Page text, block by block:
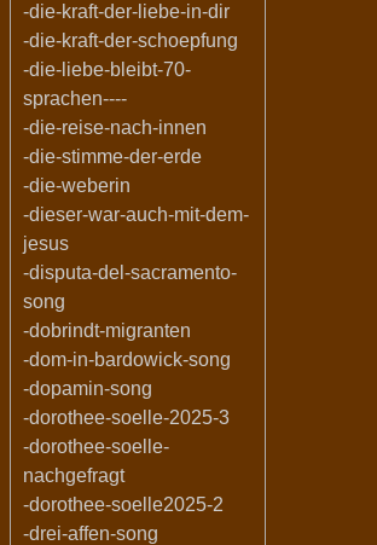
-die-kraft-der-liebe-in-dir
-die-kraft-der-schoepfung
-die-liebe-bleibt-70-
sprachen----
-die-reise-nach-innen
-die-stimme-der-erde
-die-weberin
-dieser-war-auch-mit-dem-
jesus
-disputa-del-sacramento-
song
-dobrindt-migranten
-dom-in-bardowick-song
-dopamin-song
-dorothee-soelle-2025-3
-dorothee-soelle-
nachgefragt
-dorothee-soelle2025-2
-drei-affen-song